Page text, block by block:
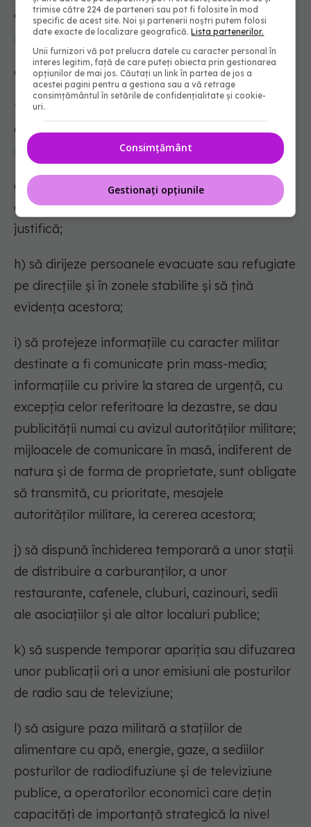
d) să efectueze controale asupra unor
persoane sau locuri, când acestea se impun;
e) să efectueze razii;
f) să exercite în mod exclusiv dreptul de a
autoriza desfășurarea adunărilor publice, a
manifestațiilor sau marșurilor;
g) să evacueze din zona supusă regimului stării
de urgență persoanele a căror prezență nu se
justifică;
h) să dirijeze persoanele evacuate sau refugiate
pe direcțiile și în zonele stabilite și să țină
evidența acestora;
i) să protejeze informațiile cu caracter militar
destinate a fi comunicate prin mass-media;
informațiile cu privire la starea de urgență, cu
excepția celor referitoare la dezastre, se dau
publicității numai cu avizul autorităților militare;
mijloacele de comunicare în masă, indiferent de
natura și de forma de proprietate, sunt obligate
să transmită, cu prioritate, mesajele
autorităților militare, la cererea acestora;
j) să dispună închiderea temporară a unor stații
de distribuire a carburanților, a unor
restaurante, cafenele, cluburi, cazinouri, sedii
ale asociațiilor și ale altor localuri publice;
k) să suspende temporar apariția sau difuzarea
unor publicații ori a unor emisiuni ale posturilor
de radio sau de televiziune;
l) să asigure paza militară a stațiilor de
alimentare cu apă, energie, gaze, a sediilor
posturilor de radiodifuziune și de televiziune
publice, a operatorilor economici care dețin
capacități de importanță strategică la nivel
trimise către 224 de parteneri sau pot fi folosite în mod
specific de acest site. Noi și partenerii noștri putem folosi
date exacte de localizare geografică.Lista partenerilor.
Unii furnizori vă pot prelucra datele cu caracter personal în
interes legitim, față de care puteți obiecta prin gestionarea
opțiunilor de mai jos. Căutați un link în partea de jos a
acestei pagini pentru a gestiona sau a vă retrage
consimțământul în setările de confidențialitate și cookie-
uri.
Consimțământ
Gestionați opțiunile